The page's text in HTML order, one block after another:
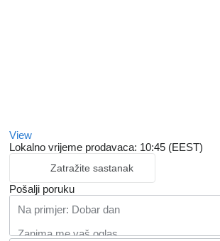
View
Lokalno vrijeme prodavaca: 10:45 (EEST)
Zatražite sastanak
Pošalji poruku